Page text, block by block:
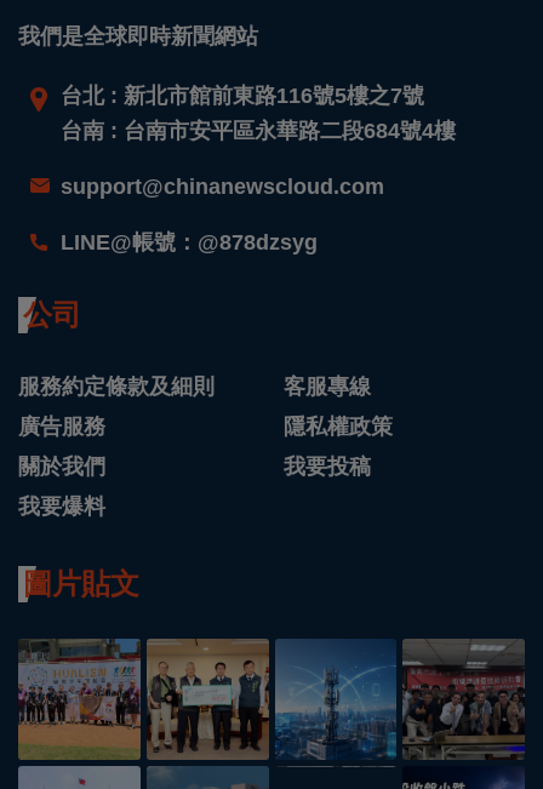
我們是全球即時新聞網站
台北 : 新北市館前東路116號5樓之7號
台南 : 台南市安平區永華路二段684號4樓
support@chinanewscloud.com
LINE@帳號：@878dzsyg
公司
服務約定條款及細則
客服專線
廣告服務
隱私權政策
關於我們
我要投稿
我要爆料
圖片貼文